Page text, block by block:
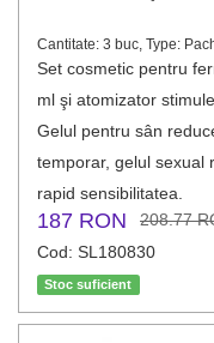
Cantitate: 3 buc, Type:
Set cosmetic pentru
ml şi atomizator
Gelul pentru sân
temporar, gelul sexual
rapid sensibilitatea.
187 RON
208.77
Cod: SL180830
Stoc suficient